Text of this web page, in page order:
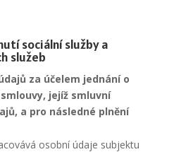
sociální služby a
služeb
za účelem jednání o
jejíž smluvní
a pro následné plnění
osobní údaje subjektu